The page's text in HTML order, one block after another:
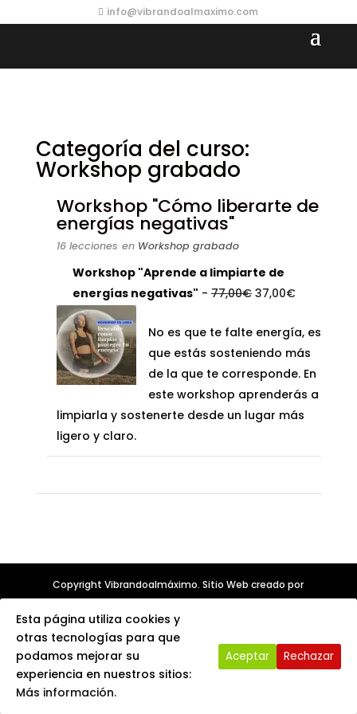
info@vibrandoalmaximo.com
Categoría del curso:
Workshop grabado
Workshop "Cómo liberarte de
energías negativas"
16 lecciones en Workshop grabado
Workshop "Aprende a limpiarte de
energías negativas" -77,00€ El
original
era:
77,00€.
37,00€El
actual
es:
37,00€.
No es que te falte energía, es
que estás sosteniendo más
de la que te corresponde. En
este workshop aprenderás a
limpiarla y sostenerte desde un lugar más
ligero y claro.
Copyright Vibrandoalmáximo. Sitio Web creado por
MADERADECAFE
Need help? Our team is just a message away
Esta página utiliza cookies y
otras tecnologías para que
podamos mejorar su
experiencia en nuestros sitios:
Más información.
Aceptar Rechazar